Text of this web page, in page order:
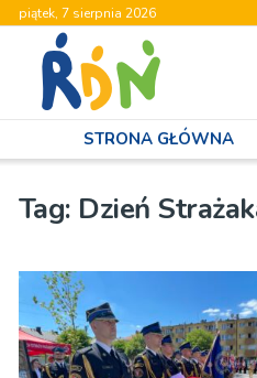
piątek, 7 sierpnia 2026
STRONA GŁÓWNA
Tag: Dzień